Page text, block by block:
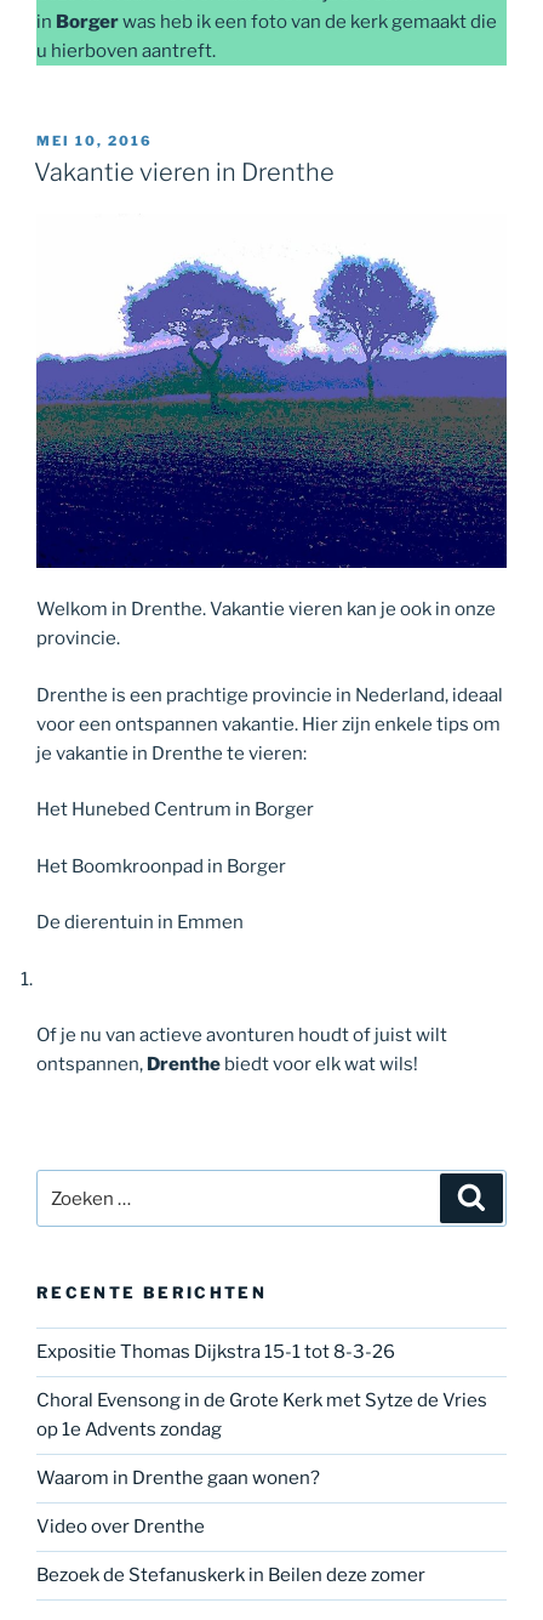
in Borgerwas heb ik een foto van de kerk gemaakt die
u hierboven aantreft.
GEPLAATST
OP
MEI 10, 2016
Vakantie vieren in Drenthe
Welkom in Drenthe. Vakantie vieren kan je ook in onze
provincie.
Drenthe is een prachtige provincie in Nederland, ideaal
voor een ontspannen vakantie. Hier zijn enkele tips om
je vakantie in Drenthe te vieren:
Het Hunebed Centrum in Borger
Het Boomkroonpad in Borger
De dierentuin in Emmen
Of je nu van actieve avonturen houdt of juist wilt
ontspannen, Drenthe biedt voor elk wat wils!
naar:
RECENTE BERICHTEN
Expositie Thomas Dijkstra 15-1 tot 8-3-26
Choral Evensong in de Grote Kerk met Sytze de Vries
op 1e Advents zondag
Waarom in Drenthe gaan wonen?
Video over Drenthe
Bezoek de Stefanuskerk in Beilen deze zomer